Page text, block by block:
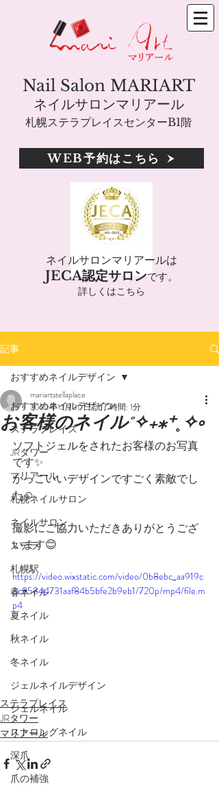
札幌ステラプレイスセンターB1階
Nail Salon MARIART
ネイルサロンマリアール
WEB予約はこちら
ネイルサロンマリアールは
JECA認定サロンです。
詳しくはこちら
記事
おすすめネイルデザイン
ステラプレイス
JRタワー
マリアール
札幌ネイルサロン
ネイルサロン
ステラ
札幌駅
春ネイル
夏ネイル
秋ネイル
冬ネイル
ジェルネイルデザイン
ジェルネイル
ストロングネイル
深爪
爪の補強
おすすめネイルデザイン
お客様のネイル˚✧₊⁎⁺˳✧༚
mariartstellaplace
2020年12月30日読了時間: 1分
ソフトジェルをされたお客様のお写真
です✨
かっこいいデザインですごく素敵でし
た☺️
撮影にご協力いただきありがとうござ
います😊
https://video.wixstatic.com/video/0b8ebc_aa919c
3c85844731aaf84b5bfe2b9eb1/720p/mp4/file.m
p4
ステラプレイス
JRタワー
マリアール